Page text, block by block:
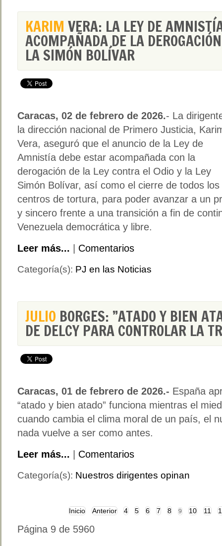
KARIM VERA: LA LEY DE
ACOMPAÑADA DE LA
LA SIMÓN BOLÍVAR
Caracas, 02 de febrero de 2026.- La
la dirección nacional de Primero Justicia,
Vera, aseguró que el anuncio de la Ley de
Amnistía debe estar acompañada con la
derogación de la Ley contra el Odio y la Ley
Simón Bolívar, así como el cierre de todos los
centros de tortura, para poder avanzar a un
y sincero frente a una transición a fin de
Venezuela democrática y libre.
Leer más...
Comentarios
Categoría(s): PJ en las Noticias
JULIO BORGES: ”ATADO Y BIEN
DE DELCY PARA CONTROLAR LA
Caracas, 01 de febrero de 2026.- España
“atado y bien atado” funciona mientras el
cuando cambia el clima moral de un país, el
nada vuelve a ser como antes.
Leer más...
Comentarios
Categoría(s): Nuestros dirigentes opinan
Inicio Anterior 4 5 6 7 8 9 10 11
Página 9 de 5960